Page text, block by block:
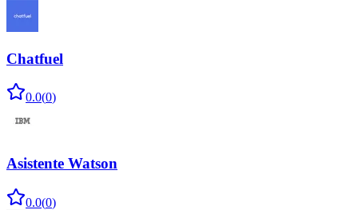
Chatfuel
0.0(0)
Asistente Watson
0.0(0)